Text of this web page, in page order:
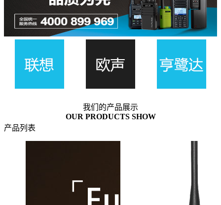
我们的产品展示
OUR PRODUCTS SHOW
产品列表